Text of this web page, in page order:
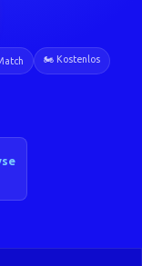
🏍️ Kostenlos